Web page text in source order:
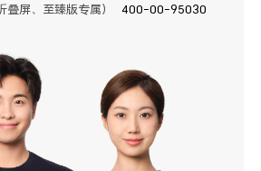
屏、至臻版专属）
400-00-95030